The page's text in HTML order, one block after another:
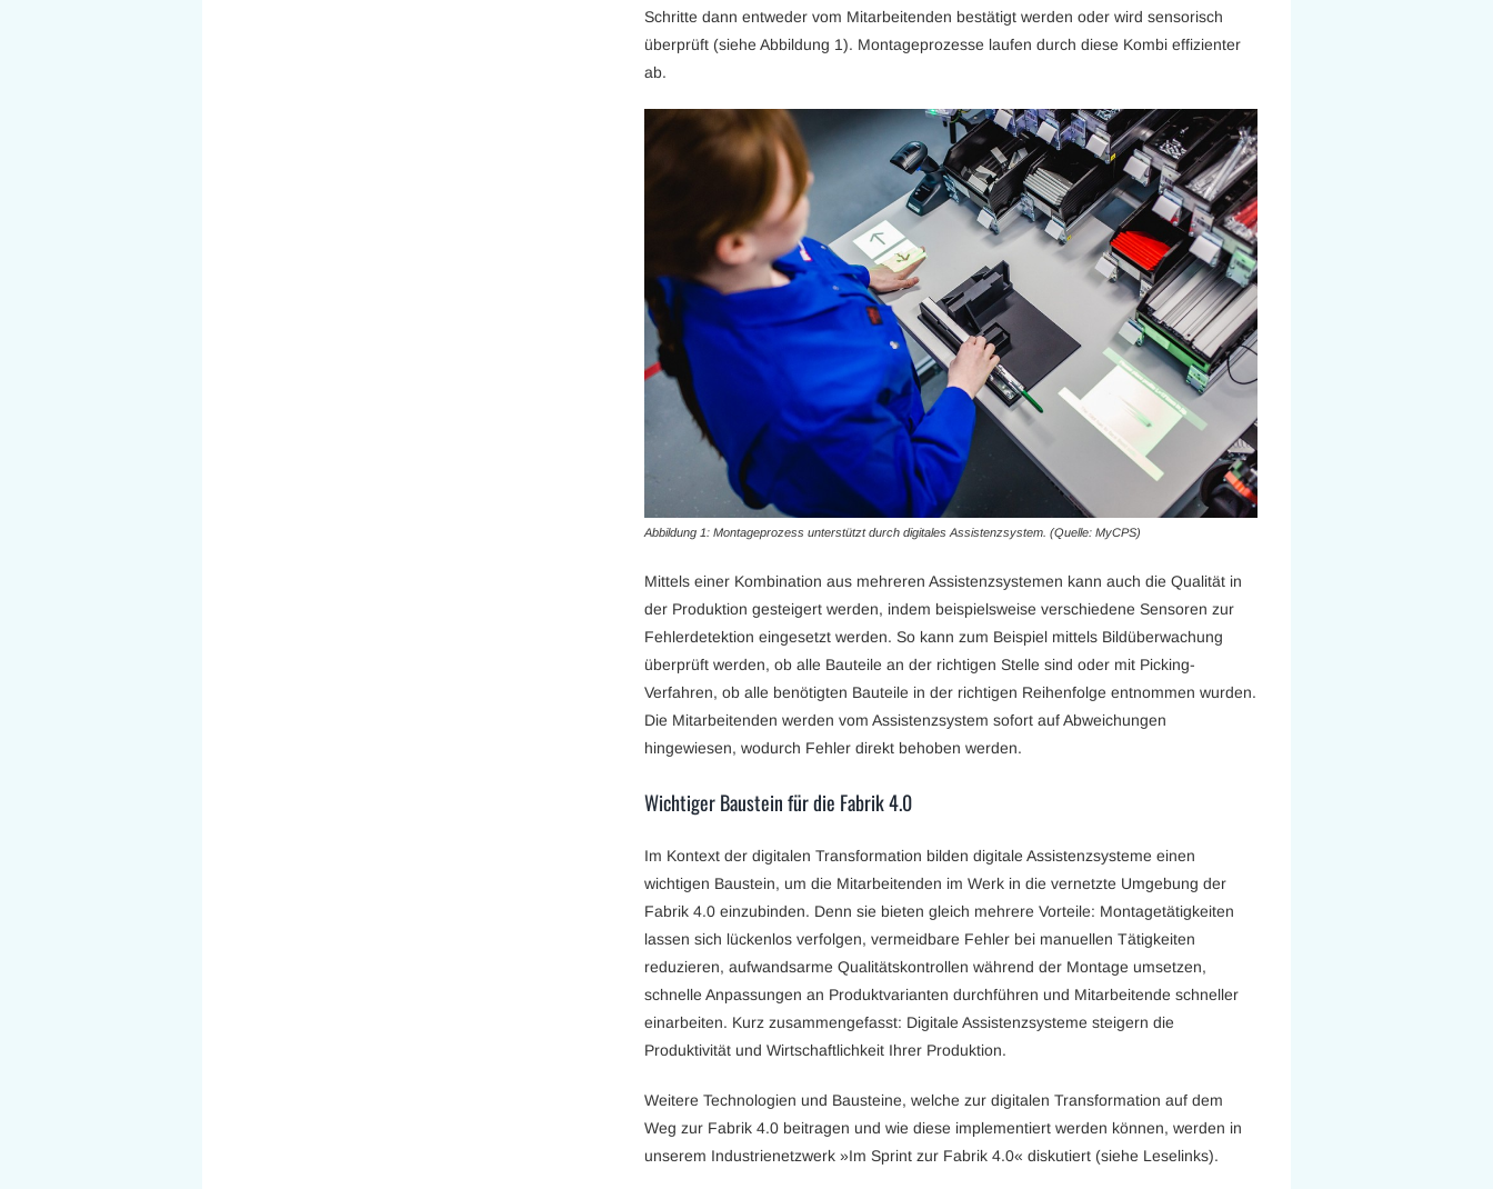
Schritte dann entweder vom Mitarbeitenden bestätigt werden oder wird sensorisch
überprüft (siehe Abbildung 1). Montageprozesse laufen durch diese Kombi effizienter
ab.
Abbildung 1: Montageprozess unterstützt durch digitales Assistenzsystem. (Quelle: MyCPS)
Mittels einer Kombination aus mehreren Assistenzsystemen kann auch die Qualität in
der Produktion gesteigert werden, indem beispielsweise verschiedene Sensoren zur
Fehlerdetektion eingesetzt werden. So kann zum Beispiel mittels Bildüberwachung
überprüft werden, ob alle Bauteile an der richtigen Stelle sind oder mit Picking-
Verfahren, ob alle benötigten Bauteile in der richtigen Reihenfolge entnommen wurden.
Die Mitarbeitenden werden vom Assistenzsystem sofort auf Abweichungen
hingewiesen, wodurch Fehler direkt behoben werden.
Wichtiger Baustein für die Fabrik 4.0
Im Kontext der digitalen Transformation bilden digitale Assistenzsysteme einen
wichtigen Baustein, um die Mitarbeitenden im Werk in die vernetzte Umgebung der
Fabrik 4.0 einzubinden. Denn sie bieten gleich mehrere Vorteile: Montagetätigkeiten
lassen sich lückenlos verfolgen, vermeidbare Fehler bei manuellen Tätigkeiten
reduzieren, aufwandsarme Qualitätskontrollen während der Montage umsetzen,
schnelle Anpassungen an Produktvarianten durchführen und Mitarbeitende schneller
einarbeiten. Kurz zusammengefasst: Digitale Assistenzsysteme steigern die
Produktivität und Wirtschaftlichkeit Ihrer Produktion.
Weitere Technologien und Bausteine, welche zur digitalen Transformation auf dem
Weg zur Fabrik 4.0 beitragen und wie diese implementiert werden können, werden in
unserem Industrienetzwerk »Im Sprint zur Fabrik 4.0« diskutiert (siehe Leselinks).